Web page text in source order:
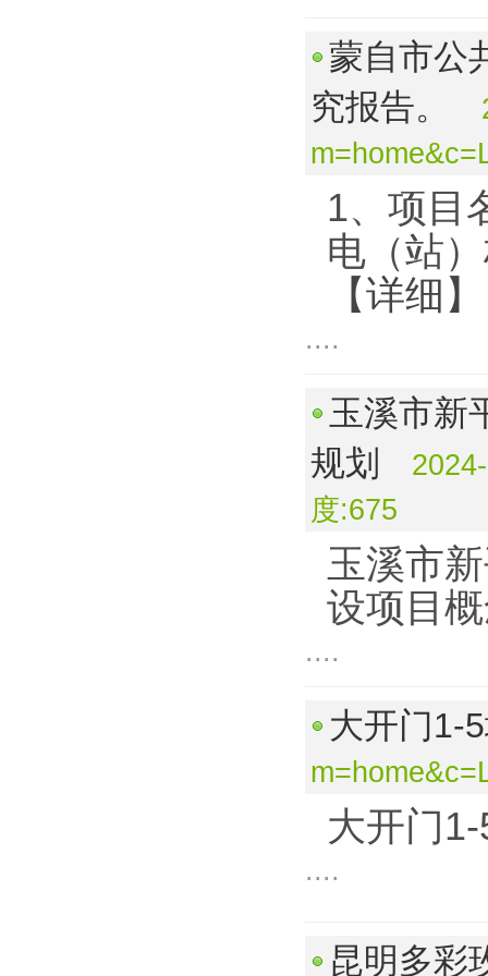
蒙自市公
究报告。
1、项目
电（站
【详细】
....
玉溪市新
规划
度:675
玉溪市
设项目
....
大开门1-
大开门
....
昆明多彩